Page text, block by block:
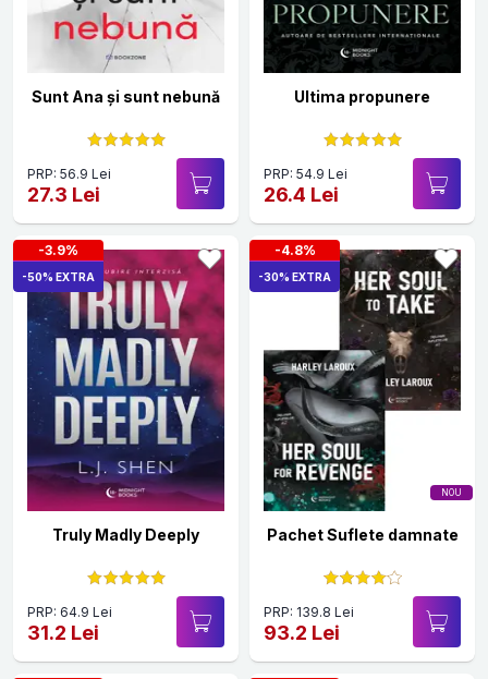
Sunt Ana și sunt nebună
PRP: 56.9 Lei
27.3 Lei
Ultima propunere
PRP: 54.9 Lei
26.4 Lei
-3.9%
-50% EXTRA
Truly Madly Deeply
PRP: 64.9 Lei
31.2 Lei
NOU
-4.8%
-30% EXTRA
Pachet Suflete damnate
PRP: 139.8 Lei
93.2 Lei